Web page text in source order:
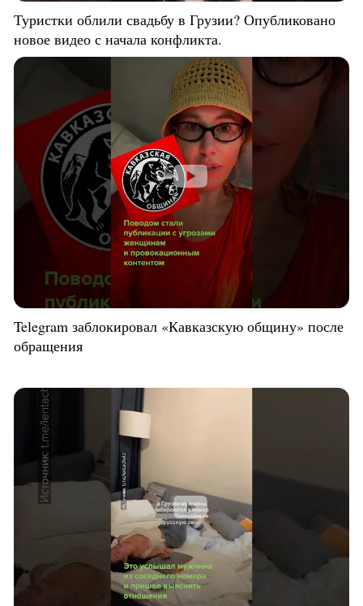
Туристки облили свадьбу в Грузии? Опубликовано
новое видео с начала конфликта.
Telegram заблокировал «Кавказскую общину» после
обращения